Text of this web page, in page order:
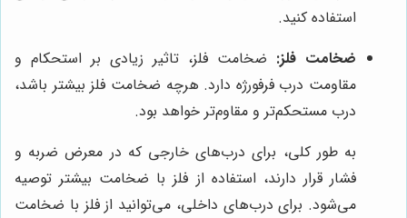
استفاده کنید.
ضخامت فلز: ضخامت فلز، تاثیر زیادی بر استحکام و
مقاومت درب فرفورژه دارد. هرچه ضخامت فلز بیشتر باشد،
درب مستحکم‌تر و مقاوم‌تر خواهد بود.
به طور کلی، برای درب‌های خارجی که در معرض ضربه و
فشار قرار دارند، استفاده از فلز با ضخامت بیشتر توصیه
می‌شود. برای درب‌های داخلی، می‌توانید از فلز با ضخامت